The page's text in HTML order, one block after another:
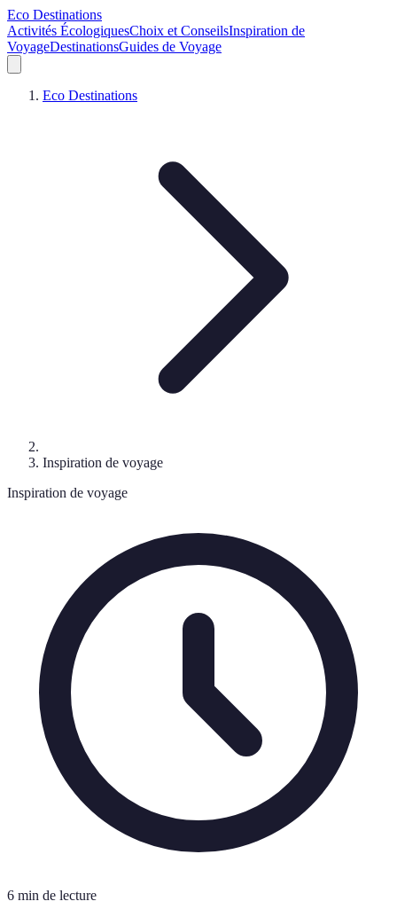
Eco Destinations
Activités ÉcologiquesChoix et ConseilsInspiration de
VoyageDestinationsGuides de Voyage
Eco Destinations
Inspiration de voyage
Inspiration de voyage
6 min de lecture